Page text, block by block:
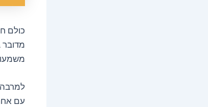
כולם
מדובר
עם